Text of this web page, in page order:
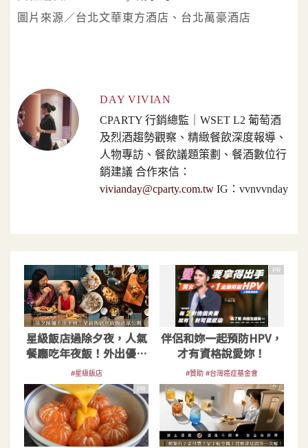
圖片來源／台北文華東方酒店、台北萬豪酒店
DAY VIVIAN
CPARTY 行銷總監｜WSET L2 葡萄酒
及烈酒趨勢觀察、精緻餐飲深度報導、
人物專訪、餐飲議題策劃、餐酒數位行
銷建議 合作來信：
vivianday@cparty.com.tw IG：vvnvvnday
星級飯店過除夕夜，人氣
餐廳吃年夜飯！外出優雅
用餐即刻預約
#星級飯店
PR
伴侶和妳一起預防HPV，
才有資格說愛妳！
#贊助 #台灣癌症基金會
PR